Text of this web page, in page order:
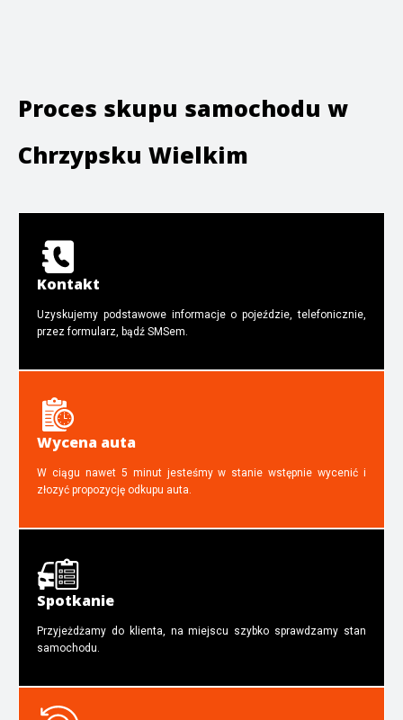
Proces skupu samochodu w
Chrzypsku Wielkim
Kontakt
Uzyskujemy podstawowe informacje o pojeździe, telefonicznie,
przez formularz, bądź SMSem.
Wycena auta
W ciągu nawet 5 minut jesteśmy w stanie wstępnie wycenić i
złozyć propozycję odkupu auta.
Spotkanie
Przyjeżdżamy do klienta, na miejscu szybko sprawdzamy stan
samochodu.